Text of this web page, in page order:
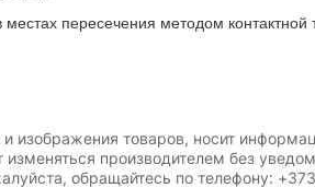
пересечения методом контактной
изображения товаров, носит
производителем без
обращайтесь по телефону: